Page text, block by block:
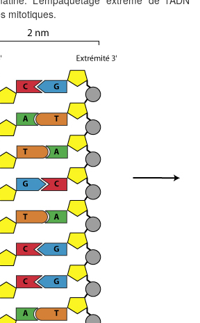
mitotiques.